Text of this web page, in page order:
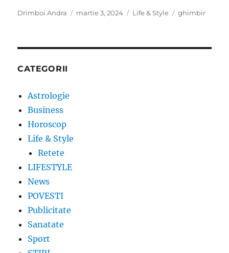
Author
Drimboi Andra
Posted
martie 3, 2024 Categories
Life & Style Tags
ghimbir
CATEGORII
Astrologie
Business
Horoscop
Life & Style
Retete
LIFESTYLE
News
POVESTI
Publicitate
Sanatate
Sport